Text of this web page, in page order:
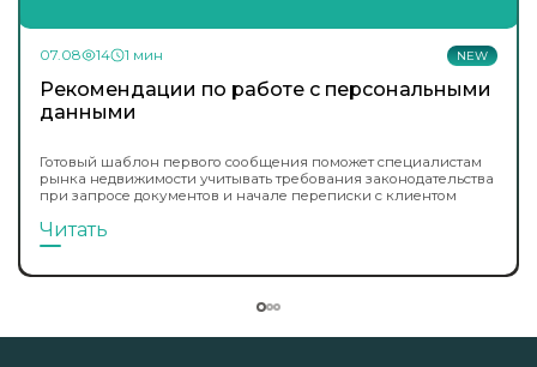
NEW
07.08 14 1 мин
Рекомендации по работе с персональными
данными
Готовый шаблон первого сообщения поможет специалистам
рынка недвижимости учитывать требования законодательства
при запросе документов и начале переписки с клиентом
Читать